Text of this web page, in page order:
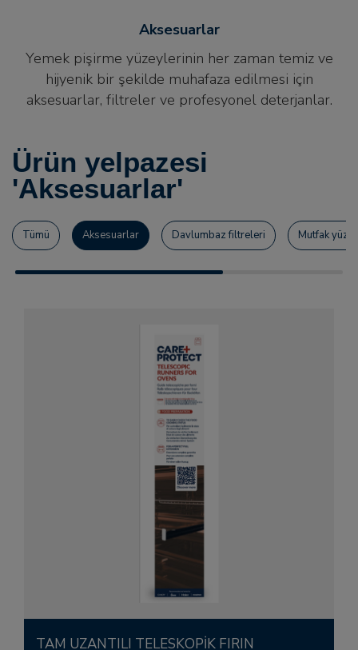
Aksesuarlar
Yemek pişirme yüzeylerinin her zaman temiz ve
hijyenik bir şekilde muhafaza edilmesi için
aksesuarlar, filtreler ve profesyonel deterjanlar.
Ürün yelpazesi
'Aksesuarlar'
Tümü Aksesuarlar Davlumbaz filtreleri Mutfak
TAM UZANTILI TELESKOPIK FIRIN